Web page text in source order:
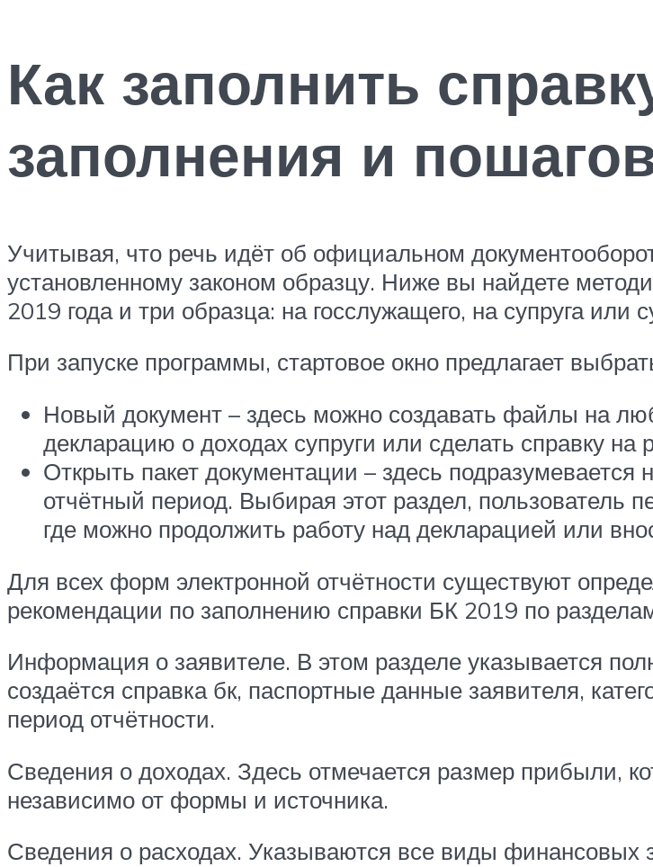
Как заполнить
заполнения и
Учитывая, что речь идёт об официальном
установленному законом образцу. Ниже вы найдете
2019 года и три образца: на госслужащего, на супруга или
При запуске программы, стартовое окно предлагает
Новый документ – здесь можно создавать файлы на
декларацию о доходах супруги или сделать справку на
Открыть пакет документации – здесь
отчётный период. Выбирая этот раздел, пользователь
где можно продолжить работу над декларацией или
Для всех форм электронной отчётности существуют
рекомендации по заполнению справки БК 2019 по
Информация о заявителе. В этом разделе указывается
создаётся справка бк, паспортные данные заявителя,
период отчётности.
Сведения о доходах. Здесь отмечается размер прибыли,
независимо от формы и источника.
Сведения о расходах. Указываются все виды финансовых